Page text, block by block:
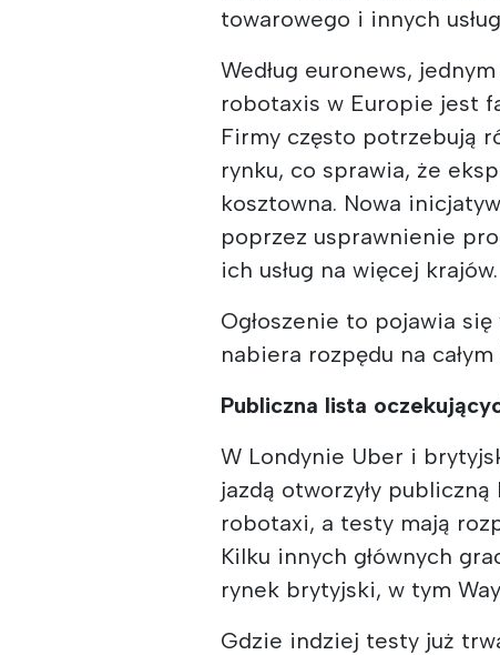
towarowego i innych
Według euronews,
robotaxis w Europie jest
Firmy często potrzebują
rynku, co sprawia, że
kosztowna. Nowa
poprzez usprawnienie
ich usług na więcej krajów.
Ogłoszenie to pojawia
nabiera rozpędu na
Publiczna lista
W Londynie Uber i
jazdą otworzyły
robotaxi, a testy mają
Kilku innych głównych
rynek brytyjski, w tym
Gdzie indziej testy już